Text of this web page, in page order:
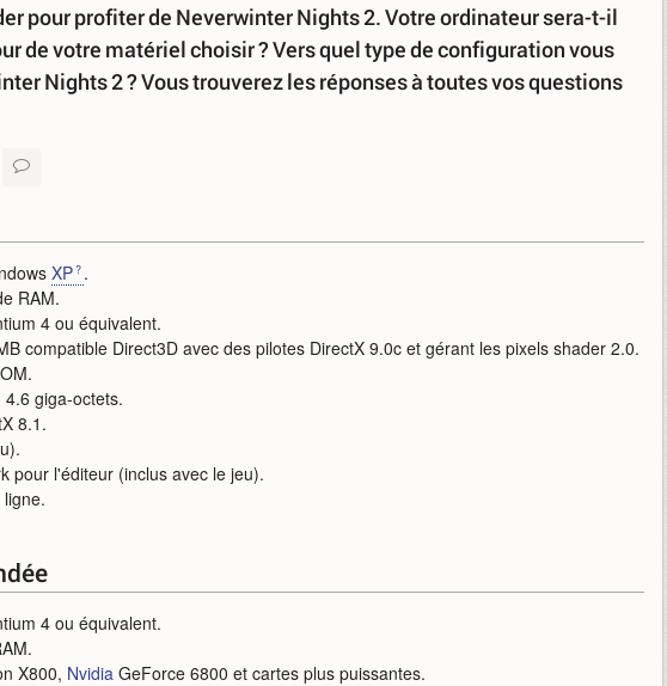
pour profiter de Neverwinter Nights 2. Votre ordinateur sera-t-il
de votre matériel choisir ? Vers quel type de configuration vous
Nights 2 ? Vous trouverez les réponses à toutes vos questions
XP .
RAM.
4 ou équivalent.
compatible Direct3D avec des pilotes DirectX 9.0c et gérant les pixels shader 2.0.
4.6 giga-octets.
8.1.
pour l'éditeur (inclus avec le jeu).
4 ou équivalent.
X800, Nvidia GeForce 6800 et cartes plus puissantes.